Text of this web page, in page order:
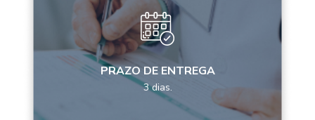
PRAZO DE ENTREGA
3 dias.